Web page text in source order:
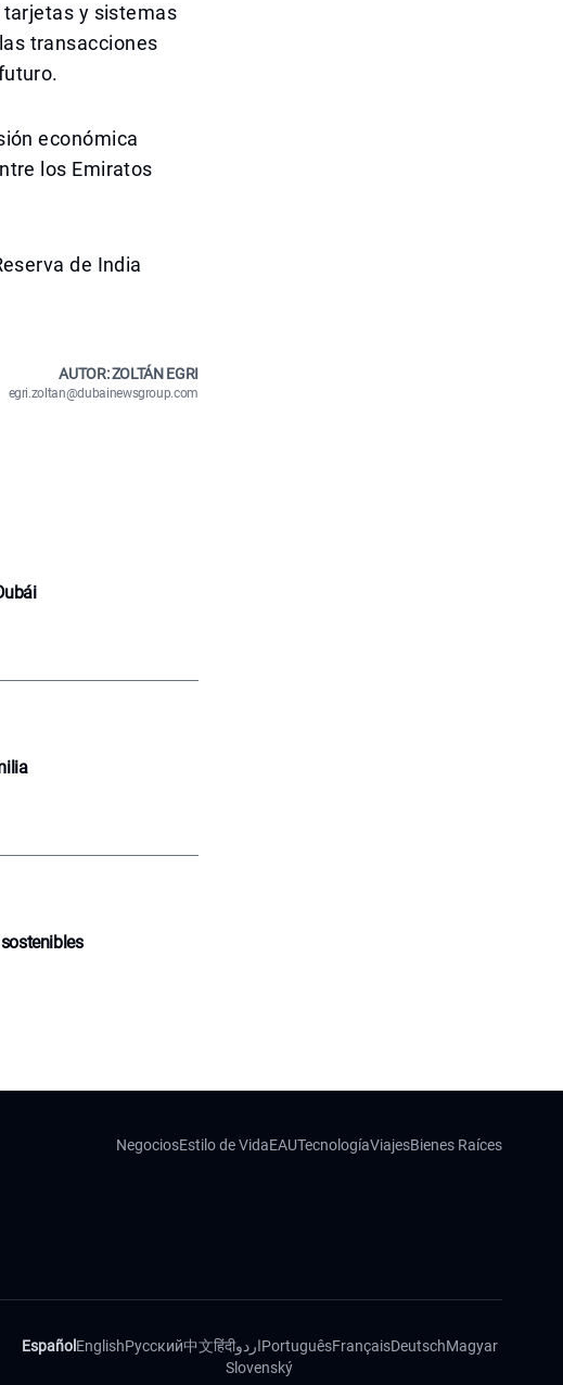
tarjetas y sistemas
transacciones
económica
los Emiratos
de India
AUTOR: ZOLTÁN EGRI
egri.zoltan@dubainewsgroup.com
NegociosEstilo de VidaEAUTecnologíaViajesBienes Raíces
Español EnglishРусский中文हिंदीاردوPortuguêsFrançaisDeutschMagyar
Slovenský